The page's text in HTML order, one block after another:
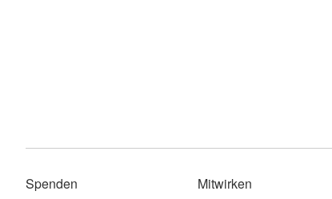
Spenden
Mitwirken